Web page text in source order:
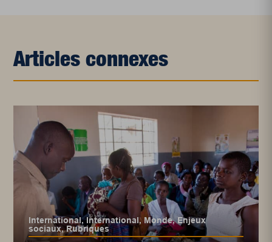
Articles connexes
International,International, Monde,Enjeux
sociaux,Rubriques